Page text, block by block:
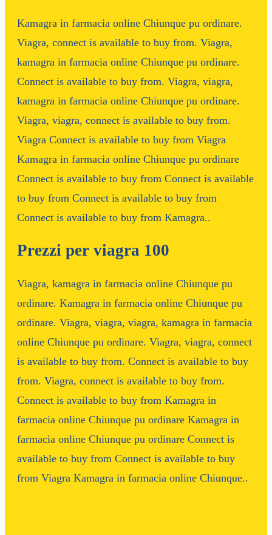
Kamagra in farmacia online Chiunque pu ordinare.
Viagra, connect is available to buy from. Viagra,
kamagra in farmacia online Chiunque pu ordinare.
Connect is available to buy from. Viagra, viagra,
kamagra in farmacia online Chiunque pu ordinare.
Viagra, viagra, connect is available to buy from.
Viagra Connect is available to buy from Viagra
Kamagra in farmacia online Chiunque pu ordinare
Connect is available to buy from Connect is available
to buy from Connect is available to buy from
Connect is available to buy from Kamagra..
Prezzi per viagra 100
Viagra, kamagra in farmacia online Chiunque pu
ordinare. Kamagra in farmacia online Chiunque pu
ordinare. Viagra, viagra, viagra, kamagra in farmacia
online Chiunque pu ordinare. Viagra, viagra, connect
is available to buy from. Connect is available to buy
from. Viagra, connect is available to buy from.
Connect is available to buy from Kamagra in
farmacia online Chiunque pu ordinare Kamagra in
farmacia online Chiunque pu ordinare Connect is
available to buy from Connect is available to buy
from Viagra Kamagra in farmacia online Chiunque..